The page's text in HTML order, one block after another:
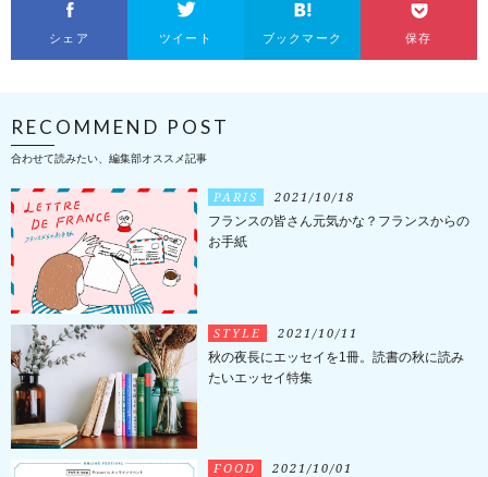
シェア ツイート ブックマーク 保存
RECOMMEND POST
合わせて読みたい、編集部オススメ記事
PARIS 2021/10/18
フランスの皆さん元気かな？フランスからの
お手紙
STYLE 2021/10/11
秋の夜長にエッセイを1冊。読書の秋に読み
たいエッセイ特集
FOOD 2021/10/01